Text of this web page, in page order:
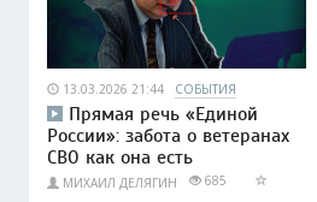
13.03.2026 21:44 СОБЫТИЯ
Прямая речь «Единой
России»: забота о ветеранах
СВО как она есть
МИХАИЛ ДЕЛЯГИН 685